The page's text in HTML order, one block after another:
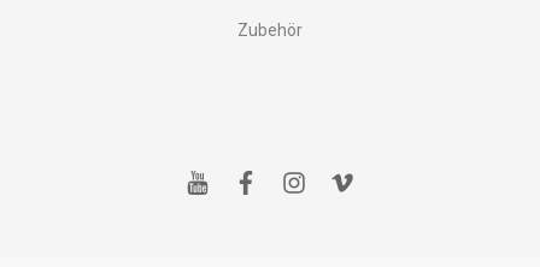
Zubehör
y f i v